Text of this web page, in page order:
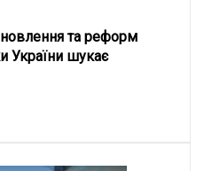
та реформ
України шукає